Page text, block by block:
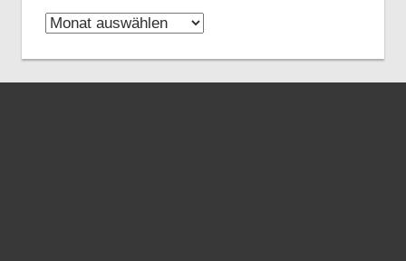
Archiv